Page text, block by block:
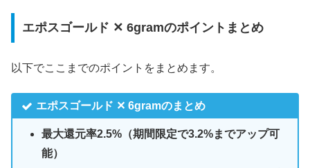
エポスゴールド ✕ 6gramのポイントまとめ
以下でここまでのポイントをまとめます。
エポスゴールド ✕ 6gramのまとめ
最大還元率2.5%（期間限定で3.2%までアップ可
能）